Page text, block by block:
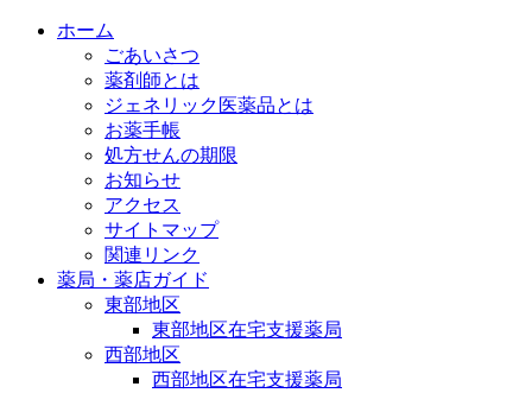
ホーム
ごあいさつ
薬剤師とは
ジェネリック医薬品とは
お薬手帳
処方せんの期限
お知らせ
アクセス
サイトマップ
関連リンク
薬局・薬店ガイド
東部地区
東部地区在宅支援薬局
西部地区
西部地区在宅支援薬局